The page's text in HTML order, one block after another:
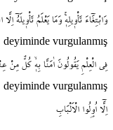
وَابْتِغَٓاءَ تَأْو۪يلِه۪ۚ وَمَا يَعْلَمُ تَأْو۪يلَهُٓ اِلَّا
vurgulanmış
فِي
الْعِلْمِ يَقُولُونَ اٰمَنَّا بِه۪ۙ كُلٌّ مِنْ
vurgulanmış
اِلَّٓا اُو۬لُوا الْاَلْبَابِ